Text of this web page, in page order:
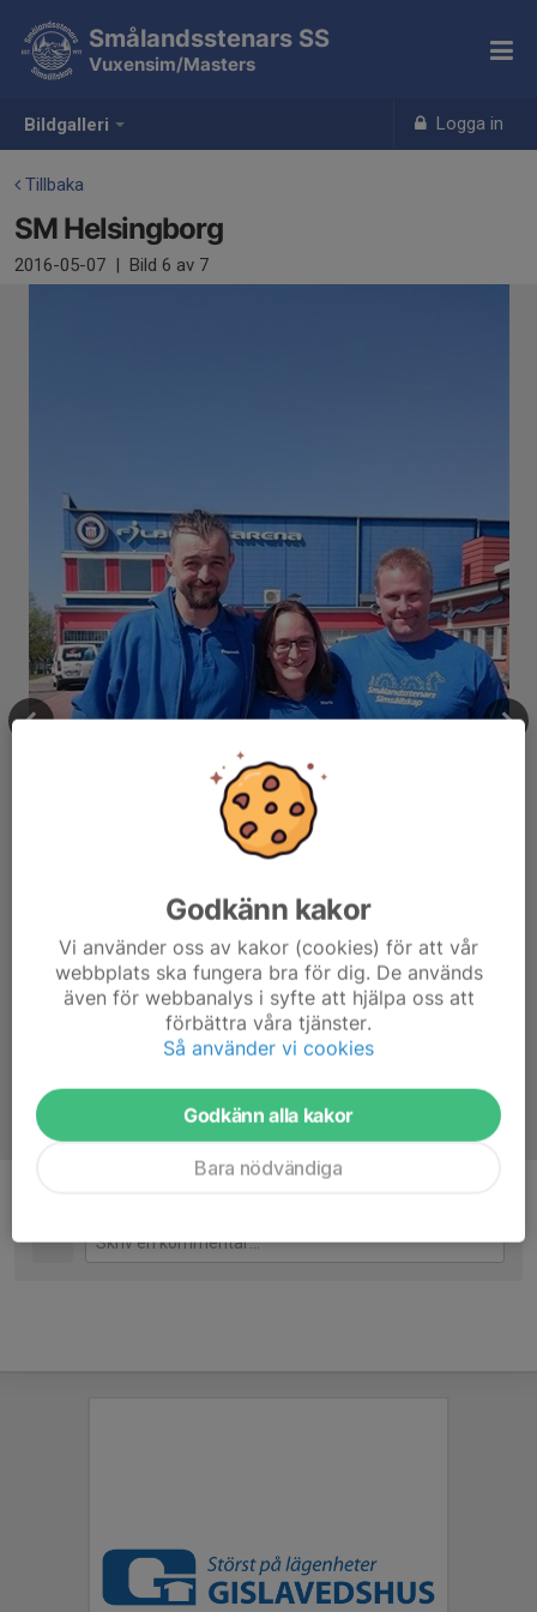
Bildgalleri Logga in
Smålandsstenars SS
Vuxensim/Masters
Tillbaka
SM Helsingborg
2016-05-07 | Bild 6 av 7
Godkänn kakor
Vi använder oss av kakor (cookies) för att vår
webbplats ska fungera bra för dig. De används
även för webbanalys i syfte att hjälpa oss att
förbättra våra tjänster.
Så använder vi cookies
Godkänn alla kakor
Bara nödvändiga